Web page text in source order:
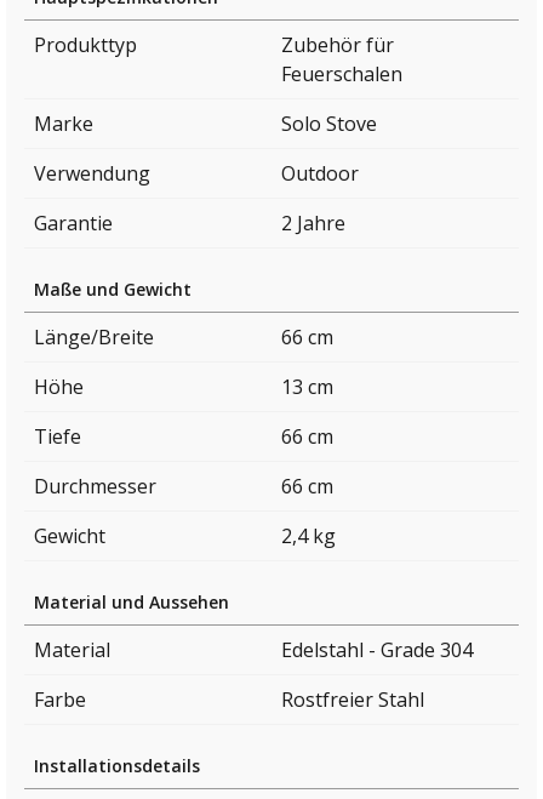
Produkttyp
Zubehör für
Feuerschalen
Marke
Solo Stove
Verwendung
Outdoor
Garantie
2 Jahre
Maße und Gewicht
Länge/Breite
66 cm
Höhe
13 cm
Tiefe
66 cm
Durchmesser
66 cm
Gewicht
2,4 kg
Material und Aussehen
Material
Edelstahl - Grade 304
Farbe
Rostfreier Stahl
Installationsdetails